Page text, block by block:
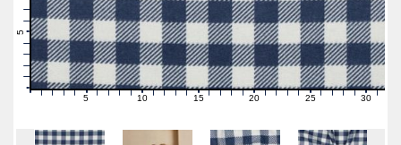
1
2
5
6
1 2 3 4 5 6 7 89101112131415161718192021222324252627282930 31